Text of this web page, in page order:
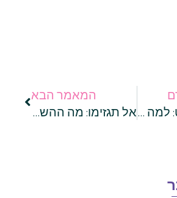
חינוך לספורט: למה חשוב להקפיד על פעילות גופנית לילדים?
המאמר הבא
אל תגזימו: מה ההשלכות של אימון יתר?